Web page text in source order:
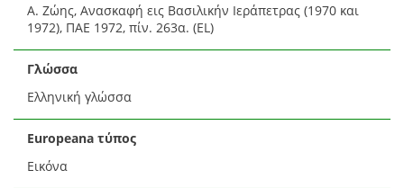
Α. Ζώης, Ανασκαφή εις Βασιλικήν Ιεράπετρας (1970 και
1972), ΠΑΕ 1972, πίν. 263α. (EL)
Γλώσσα
Ελληνική γλώσσα
Europeana τύπος
Εικόνα